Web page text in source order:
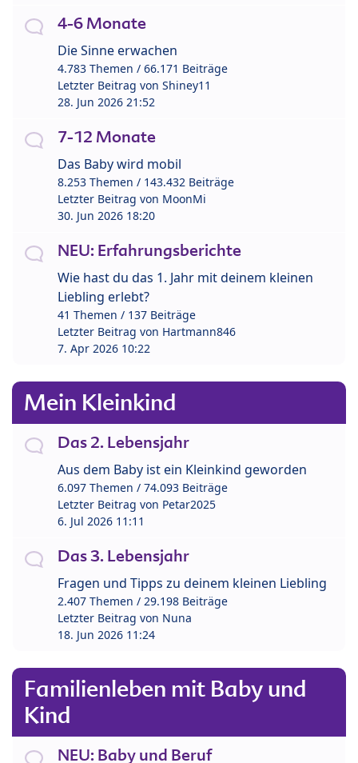
4-6 Monate
Die Sinne erwachen
4.783 Themen / 66.171 Beiträge
Letzter Beitrag von Shiney11
28. Jun 2026 21:52
7-12 Monate
Das Baby wird mobil
8.253 Themen / 143.432 Beiträge
Letzter Beitrag von MoonMi
30. Jun 2026 18:20
NEU: Erfahrungsberichte
Wie hast du das 1. Jahr mit deinem kleinen
Liebling erlebt?
41 Themen / 137 Beiträge
Letzter Beitrag von Hartmann846
7. Apr 2026 10:22
Mein Kleinkind
Das 2. Lebensjahr
Aus dem Baby ist ein Kleinkind geworden
6.097 Themen / 74.093 Beiträge
Letzter Beitrag von Petar2025
6. Jul 2026 11:11
Das 3. Lebensjahr
Fragen und Tipps zu deinem kleinen Liebling
2.407 Themen / 29.198 Beiträge
Letzter Beitrag von Nuna
18. Jun 2026 11:24
Familienleben mit Baby und
Kind
NEU: Baby und Beruf